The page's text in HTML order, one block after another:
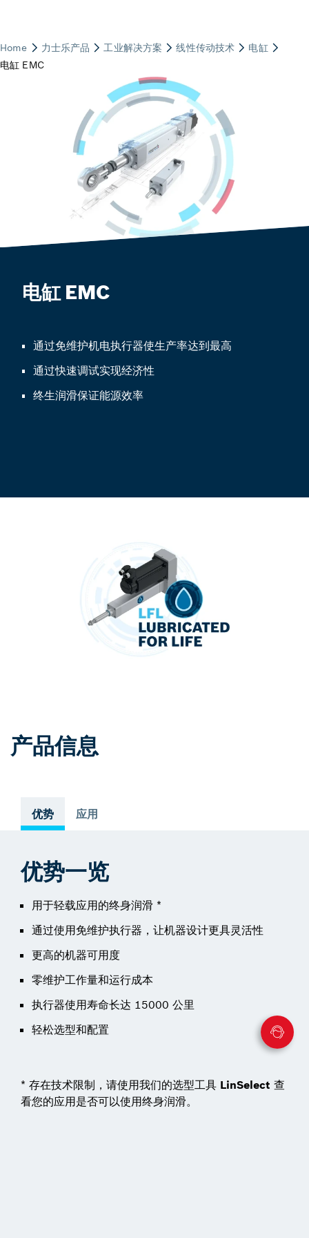
电缸 EMC
通过免维护机电执行器使生产率达到最高
通过快速调试实现经济性
终生润滑保证能源效率
产品信息
优势 应用
优势一览
用于轻载应用的终身润滑 *
通过使用免维护执行器，让机器设计更具灵活性
更高的机器可用度
零维护工作量和运行成本
执行器使用寿命长达 15000 公里
轻松选型和配置
* 存在技术限制，请使用我们的选型工具 LinSelect 查
看您的应用是否可以使用终身润滑。